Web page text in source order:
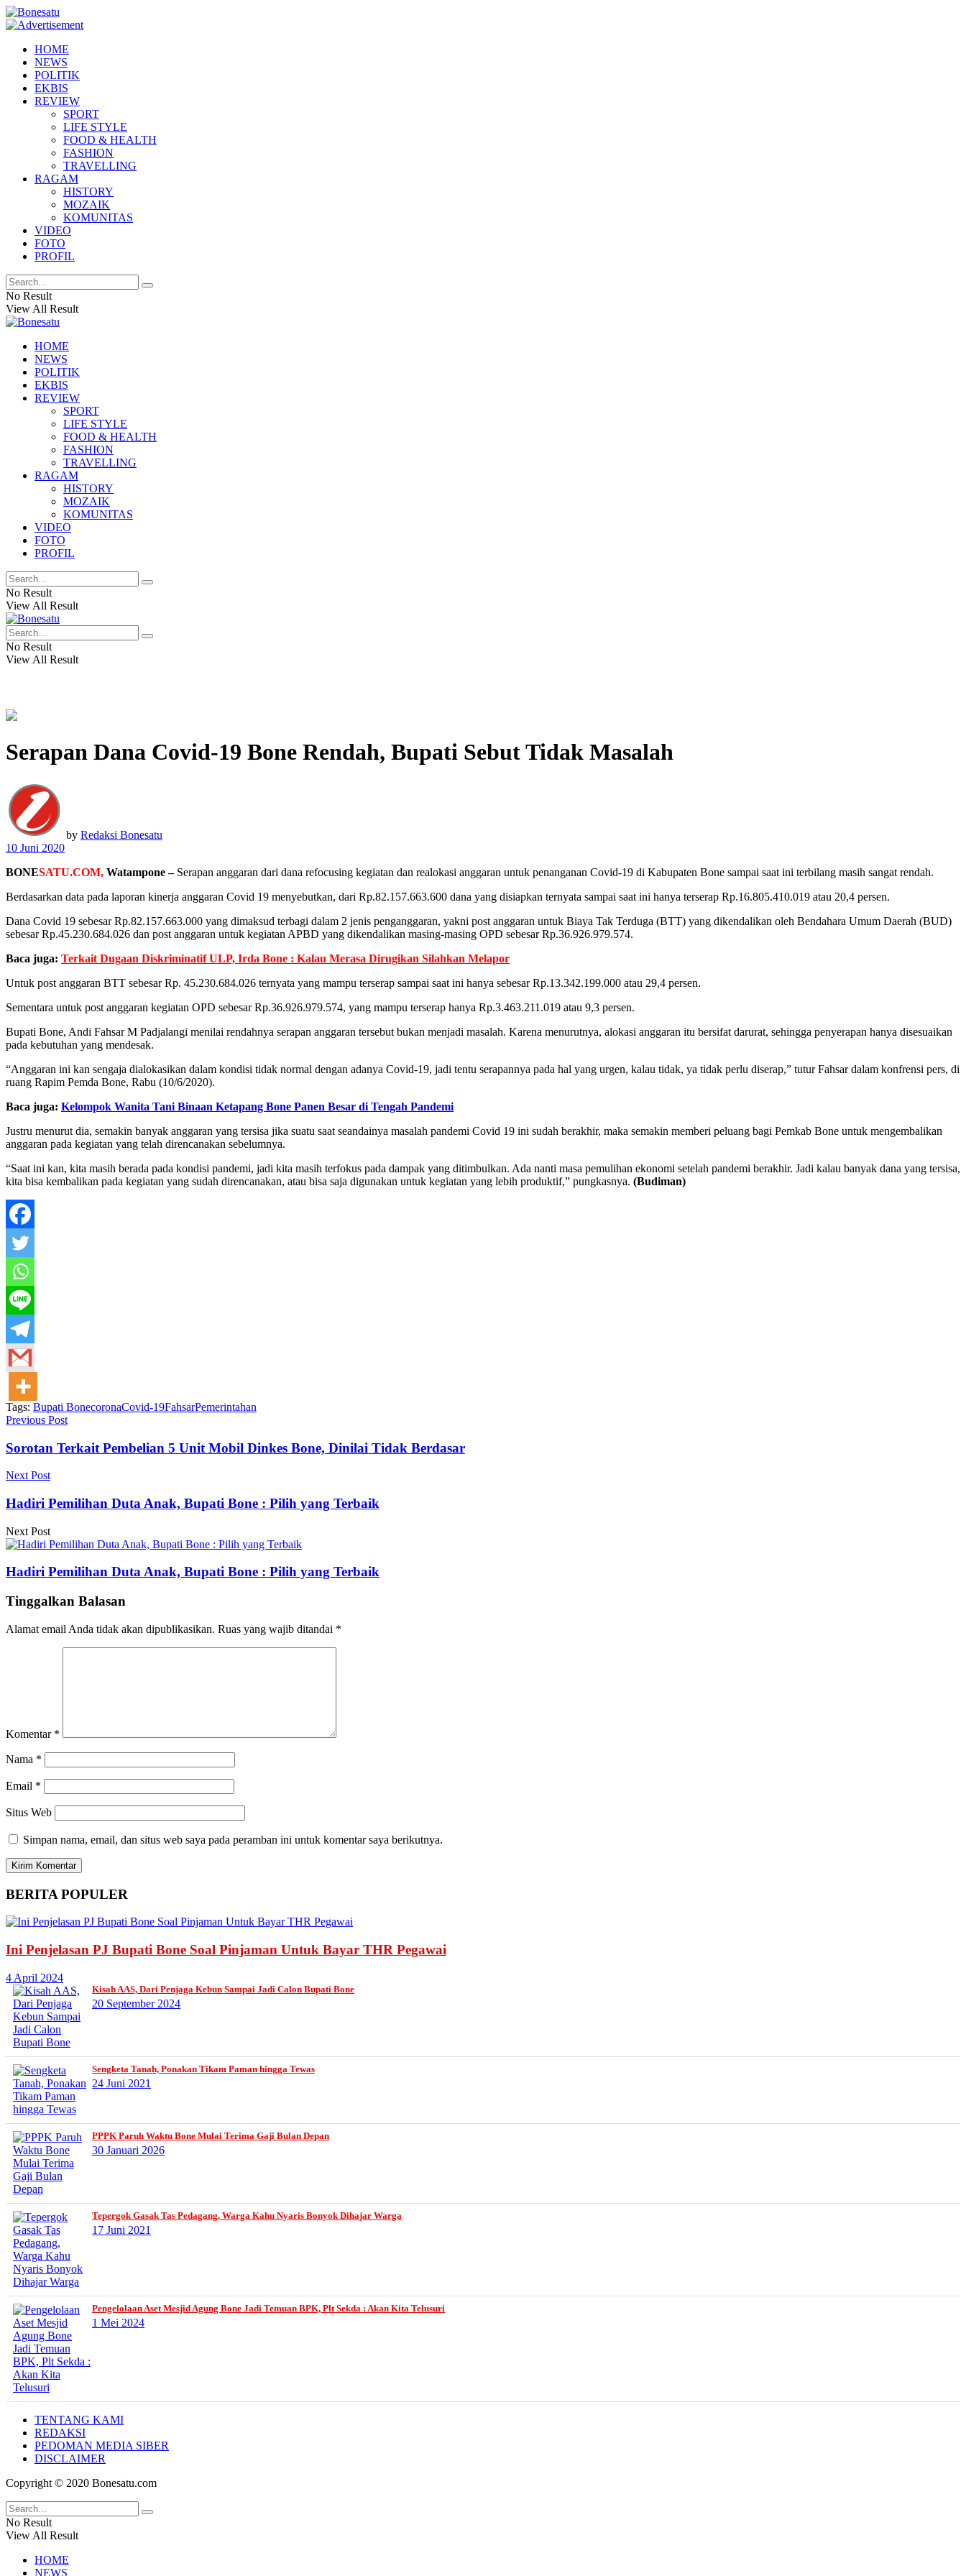
HOME
NEWS
POLITIK
EKBIS
REVIEW
SPORT
LIFE STYLE
FOOD & HEALTH
FASHION
TRAVELLING
RAGAM
HISTORY
MOZAIK
KOMUNITAS
VIDEO
FOTO
PROFIL
No Result
View All Result
HOME
NEWS
POLITIK
EKBIS
REVIEW
SPORT
LIFE STYLE
FOOD & HEALTH
FASHION
TRAVELLING
RAGAM
HISTORY
MOZAIK
KOMUNITAS
VIDEO
FOTO
PROFIL
No Result
View All Result
No Result
View All Result
Serapan Dana Covid-19 Bone Rendah, Bupati Sebut Tidak Masalah
by Redaksi Bonesatu
10 Juni 2020
BONESATU.COM, Watampone –Serapan anggaran dari dana refocusing kegiatan dan realokasi anggaran untuk penanganan Covid-19 di Kabupaten Bone sampai saat ini terbilang masih sangat rendah.
Berdasarkan data pada laporan kinerja anggaran Covid 19 menyebutkan, dari Rp.82.157.663.600 dana yang disiapkan ternyata sampai saat ini hanya terserap Rp.16.805.410.019 atau 20,4 persen.
Dana Covid 19 sebesar Rp.82.157.663.000 yang dimaksud terbagi dalam 2 jenis penganggaran, yakni post anggaran untuk Biaya Tak Terduga (BTT) yang dikendalikan oleh Bendahara Umum Daerah (BUD)
sebesar Rp.45.230.684.026 dan post anggaran untuk kegiatan APBD yang dikendalikan masing-masing OPD sebesar Rp.36.926.979.574.
Baca juga: Terkait Dugaan Diskriminatif ULP, Irda Bone : Kalau Merasa Dirugikan Silahkan Melapor
Untuk post anggaran BTT sebesar Rp. 45.230.684.026 ternyata yang mampu terserap sampai saat ini hanya sebesar Rp.13.342.199.000 atau 29,4 persen.
Sementara untuk post anggaran kegiatan OPD sebesar Rp.36.926.979.574, yang mampu terserap hanya Rp.3.463.211.019 atau 9,3 persen.
Bupati Bone, Andi Fahsar M Padjalangi menilai rendahnya serapan anggaran tersebut bukan menjadi masalah. Karena menurutnya, alokasi anggaran itu bersifat darurat, sehingga penyerapan hanya disesuaikan
pada kebutuhan yang mendesak.
“Anggaran ini kan sengaja dialokasikan dalam kondisi tidak normal dengan adanya Covid-19, jadi tentu serapannya pada hal yang urgen, kalau tidak, ya tidak perlu diserap,” tutur Fahsar dalam konfrensi pers, di
ruang Rapim Pemda Bone, Rabu (10/6/2020).
Baca juga: Kelompok Wanita Tani Binaan Ketapang Bone Panen Besar di Tengah Pandemi
Justru menurut dia, semakin banyak anggaran yang tersisa jika suatu saat seandainya masalah pandemi Covid 19 ini sudah berakhir, maka semakin memberi peluang bagi Pemkab Bone untuk mengembalikan
anggaran pada kegiatan yang telah direncanakan sebelumnya.
“Saat ini kan, kita masih berada pada kondisi pandemi, jadi kita masih terfokus pada dampak yang ditimbulkan. Ada nanti masa pemulihan ekonomi setelah pandemi berakhir. Jadi kalau banyak dana yang tersisa,
kita bisa kembalikan pada kegiatan yang sudah direncanakan, atau bisa saja digunakan untuk kegiatan yang lebih produktif,” pungkasnya. (Budiman)
Tags: Bupati BonecoronaCovid-19FahsarPemerintahan
Previous Post
Sorotan Terkait Pembelian 5 Unit Mobil Dinkes Bone, Dinilai Tidak Berdasar
Next Post
Hadiri Pemilihan Duta Anak, Bupati Bone : Pilih yang Terbaik
Next Post
Hadiri Pemilihan Duta Anak, Bupati Bone : Pilih yang Terbaik
Tinggalkan Balasan
Alamat email Anda tidak akan dipublikasikan. Ruas yang wajib ditandai *
Komentar *
Nama *
Email *
Situs Web
Simpan nama, email, dan situs web saya pada peramban ini untuk komentar saya berikutnya.
BERITA POPULER
Ini Penjelasan PJ Bupati Bone Soal Pinjaman Untuk Bayar THR Pegawai
4 April 2024
Kisah AAS, Dari Penjaga Kebun Sampai Jadi Calon Bupati Bone
20 September 2024
Sengketa Tanah, Ponakan Tikam Paman hingga Tewas
24 Juni 2021
PPPK Paruh Waktu Bone Mulai Terima Gaji Bulan Depan
30 Januari 2026
Tepergok Gasak Tas Pedagang, Warga Kahu Nyaris Bonyok Dihajar Warga
17 Juni 2021
Pengelolaan Aset Mesjid Agung Bone Jadi Temuan BPK, Plt Sekda : Akan Kita Telusuri
1 Mei 2024
TENTANG KAMI
REDAKSI
PEDOMAN MEDIA SIBER
DISCLAIMER
Copyright © 2020 Bonesatu.com
No Result
View All Result
HOME
NEWS